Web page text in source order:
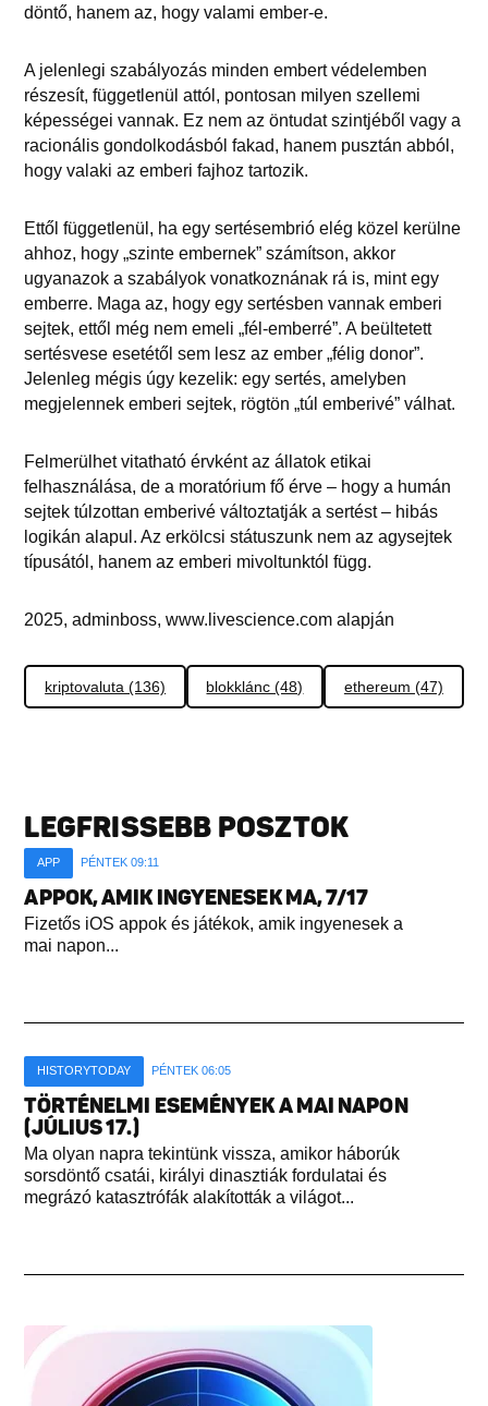
döntő, hanem az, hogy valami ember-e.
A jelenlegi szabályozás minden embert védelemben
részesít, függetlenül attól, pontosan milyen szellemi
képességei vannak. Ez nem az öntudat szintjéből vagy a
racionális gondolkodásból fakad, hanem pusztán abból,
hogy valaki az emberi fajhoz tartozik.
Ettől függetlenül, ha egy sertésembrió elég közel kerülne
ahhoz, hogy „szinte embernek” számítson, akkor
ugyanazok a szabályok vonatkoznának rá is, mint egy
emberre. Maga az, hogy egy sertésben vannak emberi
sejtek, ettől még nem emeli „fél-emberré”. A beültetett
sertésvese esetétől sem lesz az ember „félig donor”.
Jelenleg mégis úgy kezelik: egy sertés, amelyben
megjelennek emberi sejtek, rögtön „túl emberivé” válhat.
Felmerülhet vitatható érvként az állatok etikai
felhasználása, de a moratórium fő érve – hogy a humán
sejtek túlzottan emberivé változtatják a sertést – hibás
logikán alapul. Az erkölcsi státuszunk nem az agysejtek
típusától, hanem az emberi mivoltunktól függ.
2025, adminboss, www.livescience.com alapján
kriptovaluta (136) blokklánc (48) ethereum (47)
LEGFRISSEBB POSZTOK
APP PÉNTEK 09:11
APPOK, AMIK INGYENESEK MA, 7/17
Fizetős iOS appok és játékok, amik ingyenesek a
mai napon...
HISTORYTODAY PÉNTEK 06:05
TÖRTÉNELMI ESEMÉNYEK A MAI NAPON
(JÚLIUS 17.)
Ma olyan napra tekintünk vissza, amikor háborúk
sorsdöntő csatái, királyi dinasztiák fordulatai és
megrázó katasztrófák alakították a világot...